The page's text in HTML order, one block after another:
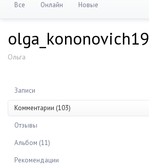
Все Онлайн Новые
olga_kononovich19
Ольга
Записи
Комментарии (103)
Отзывы
Альбом (11)
Рекомендации